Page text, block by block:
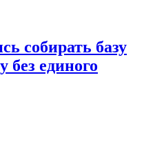
собирать базу
без единого